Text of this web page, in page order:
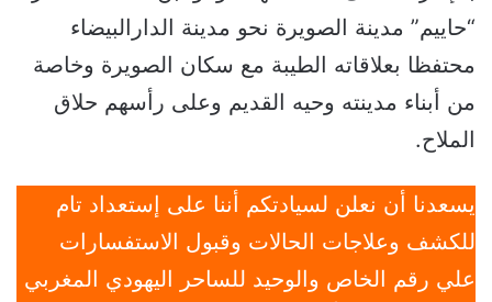
“حاييم” مدينة الصويرة نحو مدينة الدارالبيضاء
محتفظا بعلاقاته الطيبة مع سكان الصويرة وخاصة
من أبناء مدينته وحيه القديم وعلى رأسهم حلاق
الملاح.
يسعدنا أن نعلن لسيادتكم أننا على إستعداد تام
للكشف وعلاجات الحالات وقبول الاستفسارات
علي رقم الخاص والوحيد للساحر اليهودي المغربي